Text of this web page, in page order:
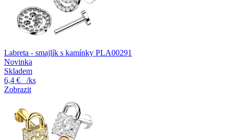
Labreta - smajlík s kamínky PLA00291
Novinka
Skladem
6,4 €
/ks
Zobrazit